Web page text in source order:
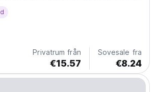
Privatrum från
€15.57
Sovesale fra
€8.24